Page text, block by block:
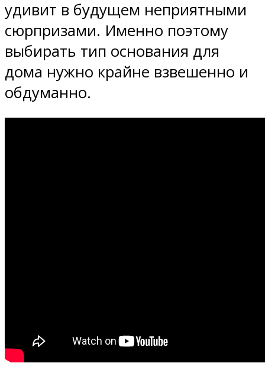
удивит в будущем неприятными
сюрпризами. Именно поэтому
выбирать тип основания для
дома нужно крайне взвешенно и
обдуманно.